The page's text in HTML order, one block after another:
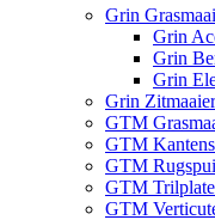
Grin
Grin
Grin
Grin
Grin
GTM
GTM
GTM
GTM
GTM